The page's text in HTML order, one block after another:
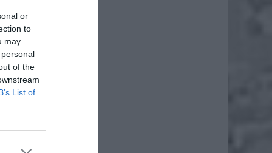
or
to
may
of the
List of